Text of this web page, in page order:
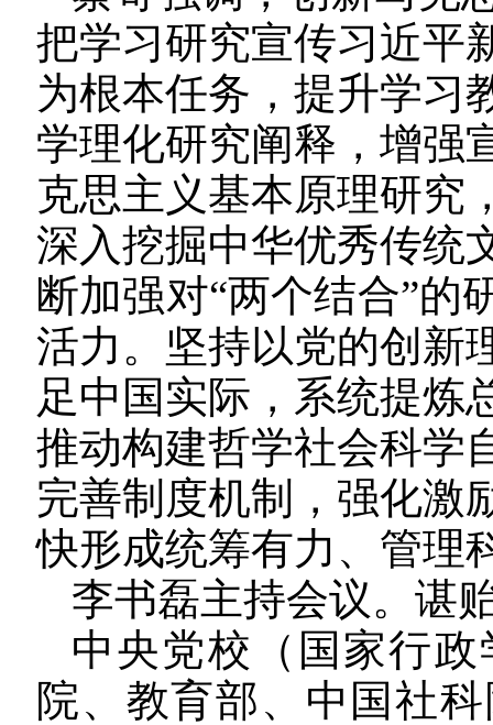
把学习研究宣传习近平
为根本任务，提升学习
学理化研究阐释，增强
克思主义基本原理研究
深入挖掘中华优秀传统
断加强对“两个结合”的
活力。坚持以党的创新
足中国实际，系统提炼
推动构建哲学社会科学
完善制度机制，强化激
快形成统筹有力、管理
李书磊主持会议。谌
中央党校（国家行
院、教育部、中国社